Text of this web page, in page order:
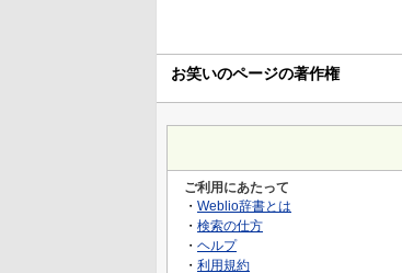
お笑いのページの著作権
ご利用にあたって
・ Weblio辞書とは
・ 検索の仕方
・ ヘルプ
・ 利用規約